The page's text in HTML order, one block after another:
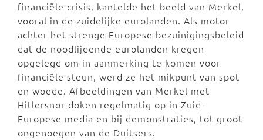
financiële crisis, kantelde het beeld van Merkel,
vooral in de zuidelijke eurolanden. Als motor
achter het strenge Europese bezuinigingsbeleid
dat de noodlijdende eurolanden kregen
opgelegd om in aanmerking te komen voor
financiële steun, werd ze het mikpunt van spot
en woede. Afbeeldingen van Merkel met
Hitlersnor doken regelmatig op in Zuid-
Europese media en bij demonstraties, tot groot
ongenoegen van de Duitsers.